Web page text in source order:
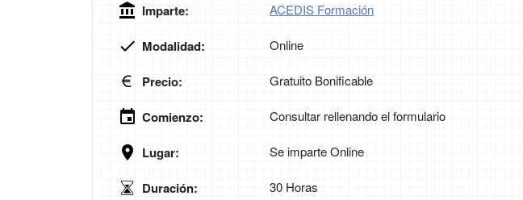
Imparte: ACEDIS Formación
Modalidad: Online
Precio: Gratuito Bonificable
Comienzo: Consultar rellenando el formulario
Lugar: Se imparte Online
Duración: 30 Horas